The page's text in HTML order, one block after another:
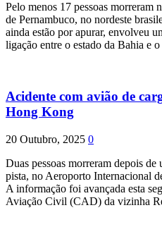
Pelo menos 17 pessoas morreram
de Pernambuco, no nordeste
ainda estão por apurar, envolveu
ligação entre o estado da Bahia e
Acidente com avião de
Hong Kong
20 Outubro, 2025 0
Duas pessoas morreram depois
pista, no Aeroporto Internacional
A informação foi avançada esta
Aviação Civil (CAD) da vizinha